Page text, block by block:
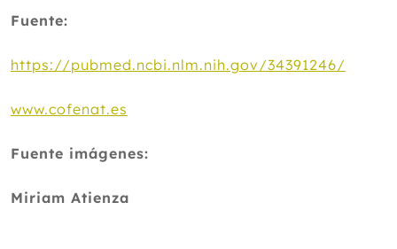
Fuente:
https://pubmed.ncbi.nlm.nih.gov/34391246/
www.cofenat.es
Fuente imágenes:
Miriam Atienza